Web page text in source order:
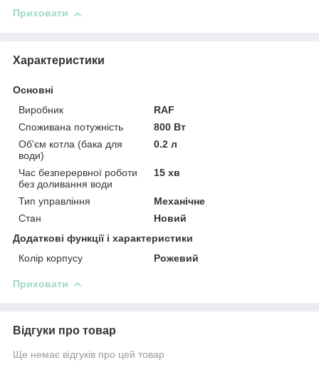
Приховати
Характеристики
Основні
Виробник
RAF
Споживана потужність
800 Вт
Об'єм котла (бака для
води)
0.2 л
Час безперервної роботи
без доливання води
15 хв
Тип управління
Механічне
Стан
Новий
Додаткові функції і характеристики
Колір корпусу
Рожевий
Приховати
Відгуки про товар
Ще немає відгуків про цей товар